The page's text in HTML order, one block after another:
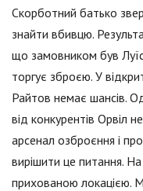
Скорботний батько
знайти вбивцю.
що замовником був
торгує зброєю. У
Райтов немає шансів.
від конкурентів Орвіл
арсенал озброєння і
вирішити це питання. На
прихованою локацією.